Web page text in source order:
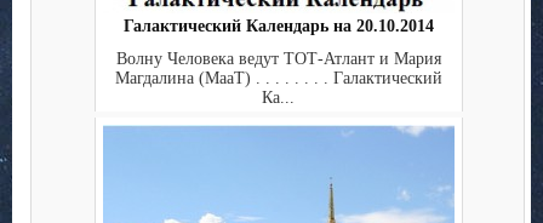
Галактический Календарь на 20.10.2014
Волну Человека ведут ТОТ-Атлант и Мария
Магдалина (МааТ) . . . . . . . . Галактический
Ка...